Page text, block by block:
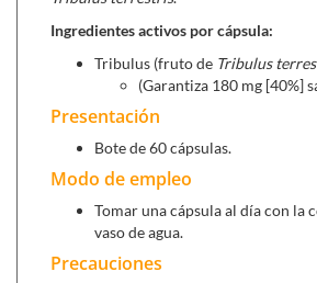
Ingredientes activos por cápsula:
Tribulus (fruto de Tribulus
(Garantiza 180 mg [40%]
Presentación
Bote de 60 cápsulas.
Modo de empleo
Tomar una cápsula al día con la
vaso de agua.
Precauciones